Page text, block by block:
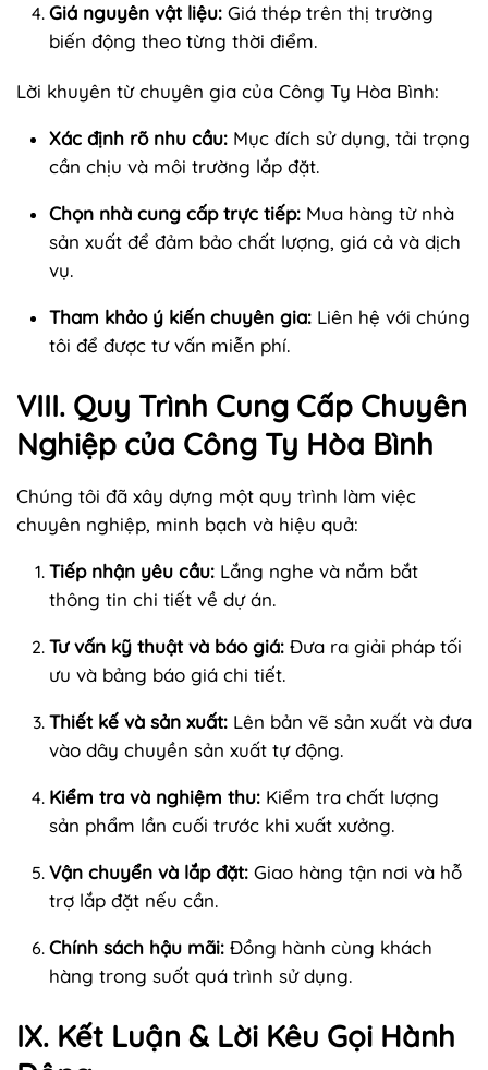
Giá nguyên vật liệu: Giá thép trên thị trường
biến động theo từng thời điểm.
Lời khuyên từ chuyên gia của Công Ty Hòa Bình:
Xác định rõ nhu cầu: Mục đích sử dụng, tải trọng
cần chịu và môi trường lắp đặt.
Chọn nhà cung cấp trực tiếp: Mua hàng từ nhà
sản xuất để đảm bảo chất lượng, giá cả và dịch
vụ.
Tham khảo ý kiến chuyên gia: Liên hệ với chúng
tôi để được tư vấn miễn phí.
VIII. Quy Trình Cung Cấp Chuyên
Nghiệp của Công Ty Hòa Bình
Chúng tôi đã xây dựng một quy trình làm việc
chuyên nghiệp, minh bạch và hiệu quả:
Tiếp nhận yêu cầu: Lắng nghe và nắm bắt
thông tin chi tiết về dự án.
Tư vấn kỹ thuật và báo giá: Đưa ra giải pháp tối
ưu và bảng báo giá chi tiết.
Thiết kế và sản xuất: Lên bản vẽ sản xuất và đưa
vào dây chuyền sản xuất tự động.
Kiểm tra và nghiệm thu: Kiểm tra chất lượng
sản phẩm lần cuối trước khi xuất xưởng.
Vận chuyển và lắp đặt: Giao hàng tận nơi và hỗ
trợ lắp đặt nếu cần.
Chính sách hậu mãi: Đồng hành cùng khách
hàng trong suốt quá trình sử dụng.
IX. Kết Luận & Lời Kêu Gọi Hành